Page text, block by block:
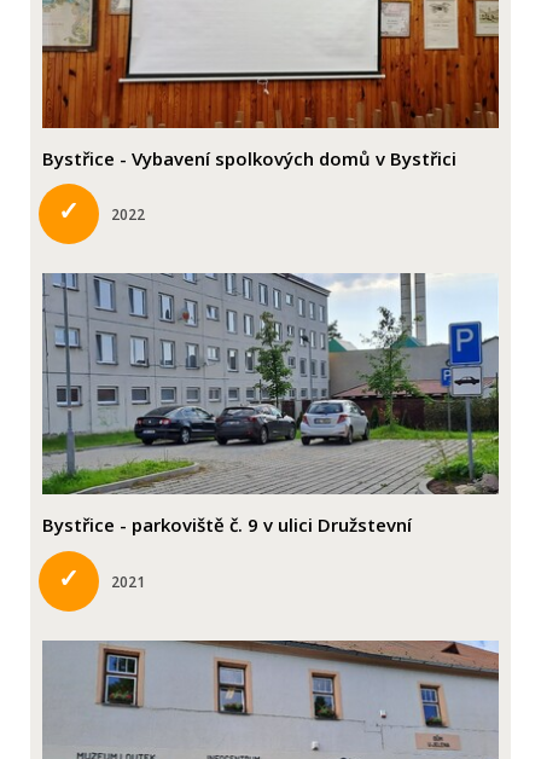
Bystřice - Vybavení spolkových domů v Bystřici
✓ 2022
Bystřice - parkoviště č. 9 v ulici Družstevní
✓ 2021